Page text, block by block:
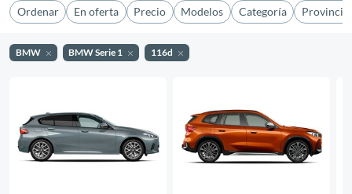
Ordenar En oferta Precio Modelos Categoría Provincia
BMW BMW Serie 1 116d